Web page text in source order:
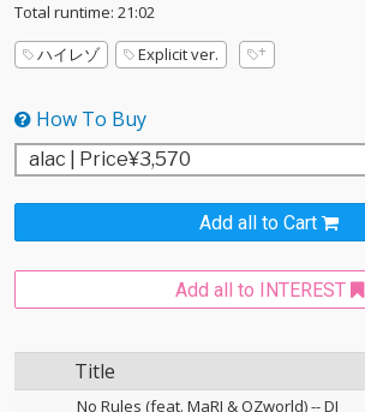
Total runtime: 21:02
ハイレゾ
Explicit ver.
How To Buy
Add all to Cart
Add all to INTEREST
Title
No Rules (feat. MaRI & OZworld)--DJ